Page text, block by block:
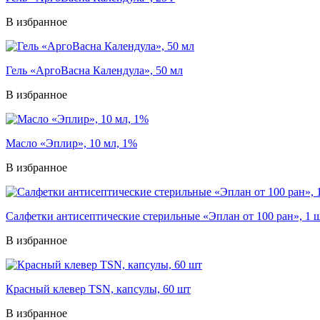
В избранное
Гель «АргоВасна Календула», 50 мл
В избранное
Масло «Эплир», 10 мл, 1%
В избранное
Салфетки антисептические стерильные «Эплан от 100 ран», 1
В избранное
Красный клевер ТSN, капсулы, 60 шт
В избранное